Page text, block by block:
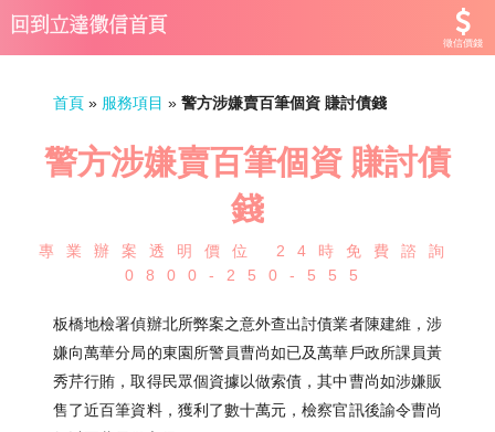
徵信價錢
首頁 » 服務項目 » 警方涉嫌賣百筆個資 賺討債錢
警方涉嫌賣百筆個資 賺討債
錢
專業辦案透明價位 24時免費諮詢
0800-250-555
板橋地檢署偵辦北所弊案之意外查出討債業者陳建維，涉
嫌向萬華分局的東園所警員曹尚如已及萬華戶政所課員黃
秀芹行賄，取得民眾個資據以做索債，其中曹尚如涉嫌販
售了近百筆資料，獲利了數十萬元，檢察官訊後諭令曹尚